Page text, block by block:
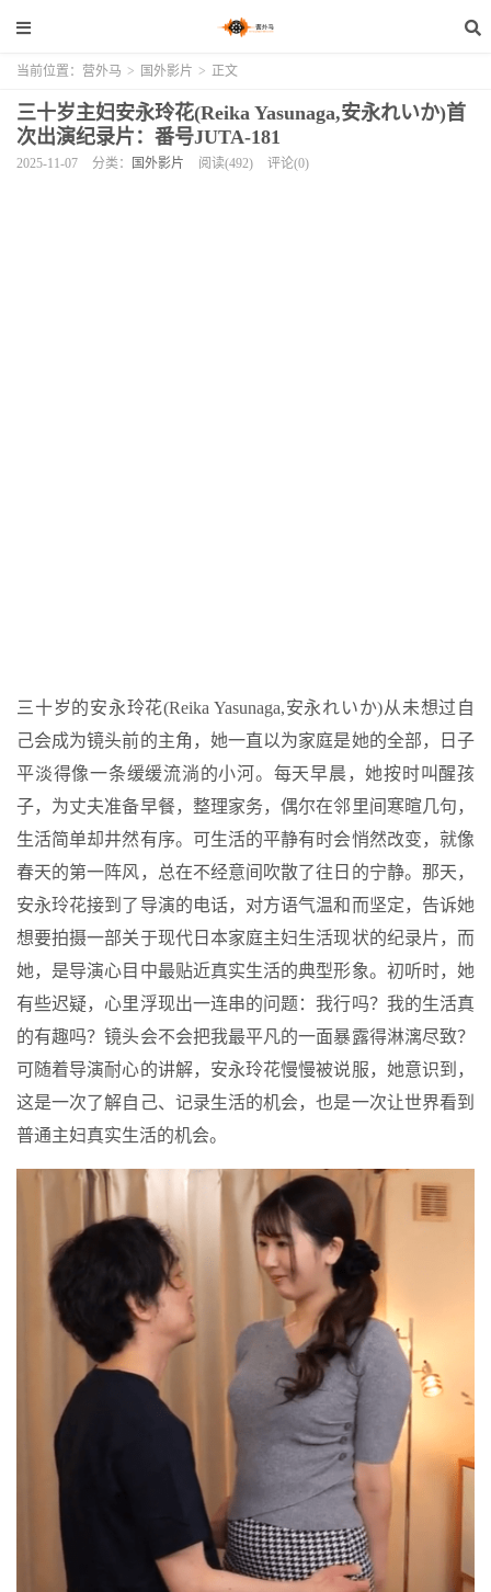
当前位置： 营外马 > 国外影片 > 正文
三十岁主妇安永玲花(Reika Yasunaga,安永れいか)首
次出演纪录片：番号JUTA-181
2025-11-07 分类： 国外影片 阅读(492) 评论(0)
三十岁的安永玲花(Reika Yasunaga,安永れいか)从未想过自
己会成为镜头前的主角，她一直以为家庭是她的全部，日子
平淡得像一条缓缓流淌的小河。每天早晨，她按时叫醒孩
子，为丈夫准备早餐，整理家务，偶尔在邻里间寒暄几句，
生活简单却井然有序。可生活的平静有时会悄然改变，就像
春天的第一阵风，总在不经意间吹散了往日的宁静。那天，
安永玲花接到了导演的电话，对方语气温和而坚定，告诉她
想要拍摄一部关于现代日本家庭主妇生活现状的纪录片，而
她，是导演心目中最贴近真实生活的典型形象。初听时，她
有些迟疑，心里浮现出一连串的问题：我行吗？我的生活真
的有趣吗？镜头会不会把我最平凡的一面暴露得淋漓尽致？
可随着导演耐心的讲解，安永玲花慢慢被说服，她意识到，
这是一次了解自己、记录生活的机会，也是一次让世界看到
普通主妇真实生活的机会。